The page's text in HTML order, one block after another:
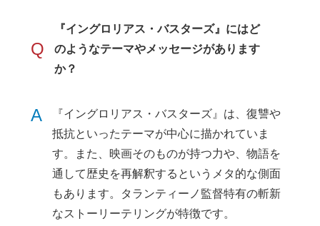
Q
『イングロリアス・バスターズ』にはど
のようなテーマやメッセージがあります
か？
A
『イングロリアス・バスターズ』は、復讐や
抵抗といったテーマが中心に描かれていま
す。また、映画そのものが持つ力や、物語を
通して歴史を再解釈するというメタ的な側面
もあります。タランティーノ監督特有の斬新
なストーリーテリングが特徴です。